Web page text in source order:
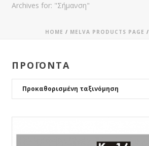
Archives for: "Σήμανση"
HOME / MELVA PRODUCTS PAGE /
ΠΡΟΪΟΝΤΑ